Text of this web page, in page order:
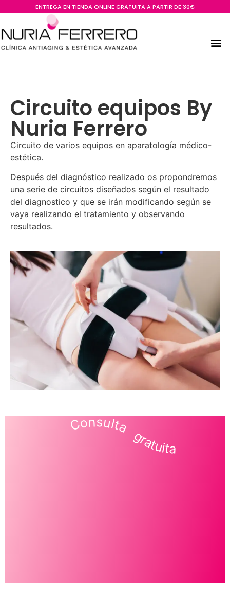
ENTREGA EN TIENDA ONLINE GRATUITA A PARTIR DE 30€
Circuito equipos By
Nuria Ferrero
Circuito de varios equipos en aparatología médico-
estética.
Después del diagnóstico realizado os propondremos
una serie de circuitos diseñados según el resultado
del diagnostico y que se irán modificando según se
vaya realizando el tratamiento y observando
resultados.
Consulta gratuita